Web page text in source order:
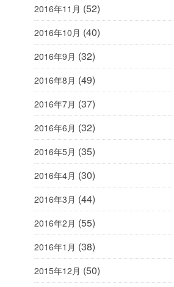
2016年11月 (52)
2016年10月 (40)
2016年9月 (32)
2016年8月 (49)
2016年7月 (37)
2016年6月 (32)
2016年5月 (35)
2016年4月 (30)
2016年3月 (44)
2016年2月 (55)
2016年1月 (38)
2015年12月 (50)